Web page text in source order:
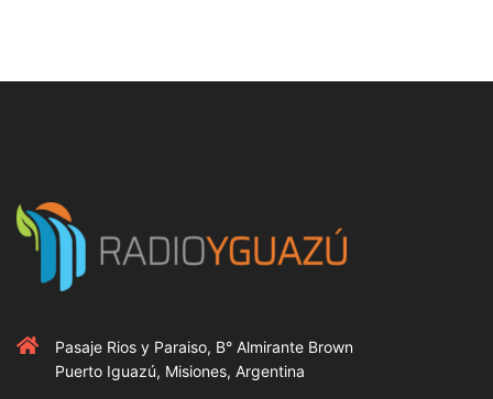
Pasaje Rios y Paraiso, B° Almirante Brown
Puerto Iguazú, Misiones, Argentina